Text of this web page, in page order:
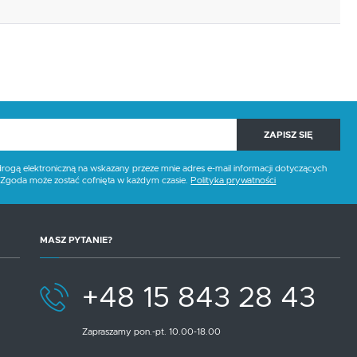
ZAPISZ SIĘ
elektroniczną na wskazany przeze mnie adres e-mail informacji dotyczących
może zostać cofnięta w każdym czasie. Polityka prywatności
MASZ PYTANIE?
+48 15 843 28 43
Zapraszamy pon.-pt. 10.00-18.00